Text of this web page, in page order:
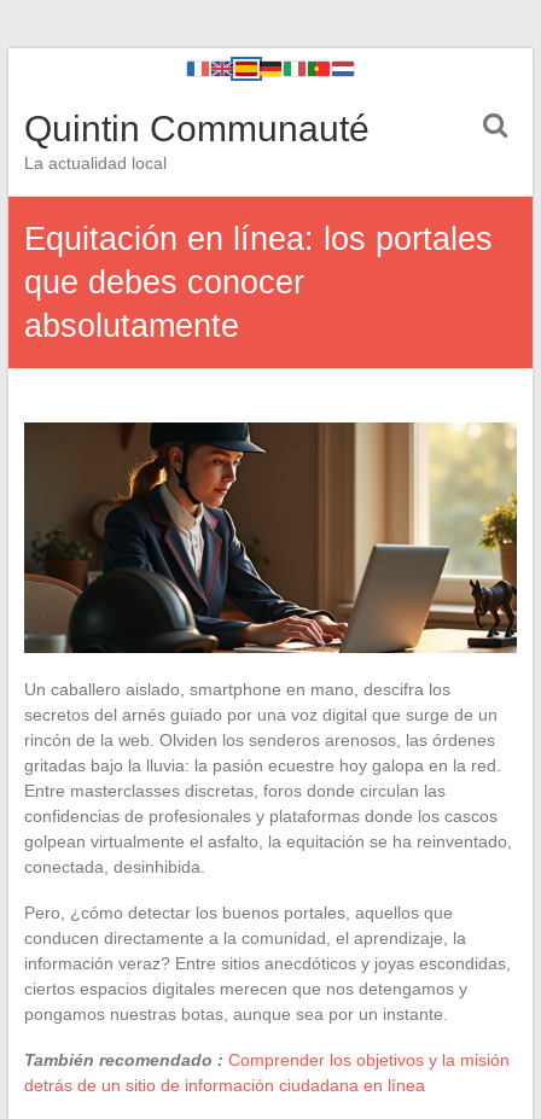
Quintin Communauté
La actualidad local
Equitación en línea: los portales
que debes conocer
absolutamente
Un caballero aislado, smartphone en mano, descifra los
secretos del arnés guiado por una voz digital que surge de un
rincón de la web. Olviden los senderos arenosos, las órdenes
gritadas bajo la lluvia: la pasión ecuestre hoy galopa en la red.
Entre masterclasses discretas, foros donde circulan las
confidencias de profesionales y plataformas donde los cascos
golpean virtualmente el asfalto, la equitación se ha reinventado,
conectada, desinhibida.
Pero, ¿cómo detectar los buenos portales, aquellos que
conducen directamente a la comunidad, el aprendizaje, la
información veraz? Entre sitios anecdóticos y joyas escondidas,
ciertos espacios digitales merecen que nos detengamos y
pongamos nuestras botas, aunque sea por un instante.
También recomendado : Comprender los objetivos y la misión
detrás de un sitio de información ciudadana en línea